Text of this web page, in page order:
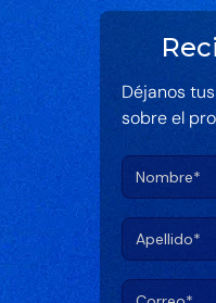
Déjanos
sobre el